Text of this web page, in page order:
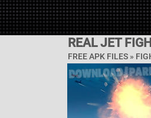
REAL JET
FREE APK FILES »